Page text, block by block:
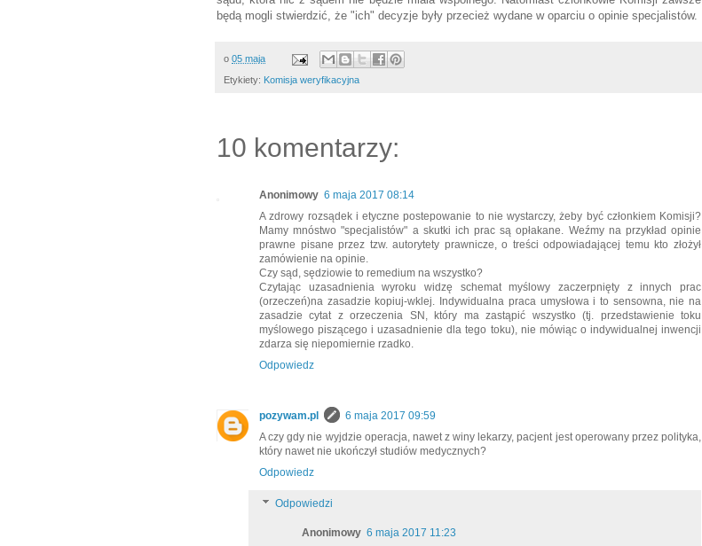
będą mogli stwierdzić, że "ich" decyzje były przecież wydane w oparciu o opinie specjalistów.
o 05 maja
Etykiety: Komisja weryfikacyjna
10 komentarzy:
Anonimowy 6 maja 2017 08:14
A zdrowy rozsądek i etyczne postepowanie to nie wystarczy, żeby być członkiem Komisji?
Mamy mnóstwo "specjalistów" a skutki ich prac są opłakane. Weźmy na przykład opinie
prawne pisane przez tzw. autorytety prawnicze, o treści odpowiadającej temu kto złożył
zamówienie na opinie.
Czy sąd, sędziowie to remedium na wszystko?
Czytając uzasadnienia wyroku widzę schemat myślowy zaczerpnięty z innych prac
(orzeczeń)na zasadzie kopiuj-wklej. Indywidualna praca umysłowa i to sensowna, nie na
zasadzie cytat z orzeczenia SN, który ma zastąpić wszystko (tj. przedstawienie toku
myślowego piszącego i uzasadnienie dla tego toku), nie mówiąc o indywidualnej inwencji
zdarza się niepomiernie rzadko.
Odpowiedz
pozywam.pl
6 maja 2017 09:59
A czy gdy nie wyjdzie operacja, nawet z winy lekarzy, pacjent jest operowany przez polityka,
który nawet nie ukończył studiów medycznych?
Odpowiedz
Odpowiedzi
Anonimowy 6 maja 2017 11:23